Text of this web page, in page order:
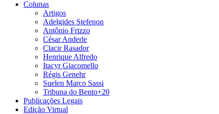
Colunas
Artigos
Adelgides Stefenon
Antônio Frizzo
César Anderle
Clacir Rasador
Henrique Alfredo
Itacyr Giacomello
Régis Genehr
Suelen Marco Sassi
Tribuna do Bento+20
Publicações Legais
Edição Virtual